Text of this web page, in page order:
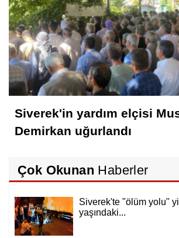
Siverek'in yardım elçisi
Demirkan uğurlandı
Çok Okunan Haberler
Siverek'te "ölüm yolu"
yaşındaki...